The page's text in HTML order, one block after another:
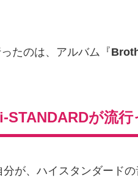
たのは、アルバム『
STANDARDが流行
分が、ハイスタンダード